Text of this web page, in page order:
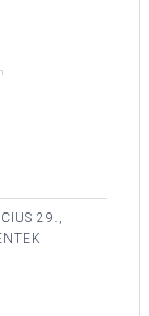
29.,